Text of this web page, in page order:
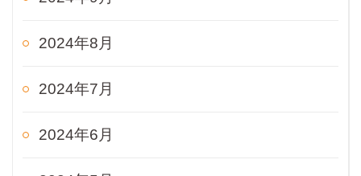
2024年8月
2024年7月
2024年6月